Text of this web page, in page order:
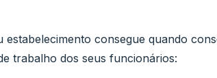
estabelecimento consegue quando
trabalho dos seus funcionários: